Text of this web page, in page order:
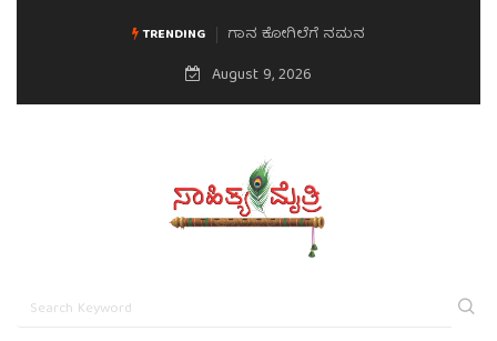
TRENDING ಮನಸಿನ ಸವಿಭಾವ
August 9, 2026